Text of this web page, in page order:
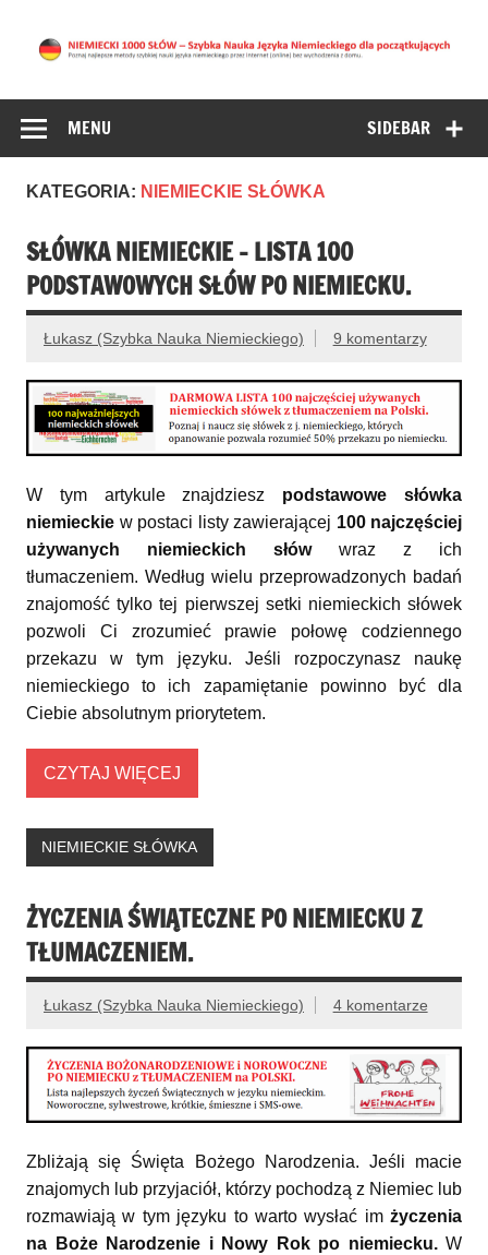
SŁÓW – Nauka
Niemieckiego dla
początkujących
znajdziesz tu najlepsze metody nauki języka niemieckiego
przez Internet bez wychodzenia z domu. (Niemiecki Online
SIDEBAR
MENU
KATEGORIA: NIEMIECKIE SŁÓWKA
SŁÓWKA NIEMIECKIE – LISTA 100
PODSTAWOWYCH SŁÓW PO NIEMIECKU.
Łukasz (Szybka Nauka Niemieckiego) 9 komentarzy
W tym artykule znajdziesz podstawowe słówka
niemieckie w postaci listy zawierającej 100 najczęściej
używanych niemieckich słówwraz z ich
tłumaczeniem. Według wielu przeprowadzonych badań
znajomość tylko tej pierwszej setki niemieckich słówek
pozwoli Ci zrozumieć prawie połowę codziennego
przekazu w tym języku. Jeśli rozpoczynasz naukę
niemieckiego to ich zapamiętanie powinno być dla
Ciebie absolutnym priorytetem.
CZYTAJ WIĘCEJ
NIEMIECKIE SŁÓWKA
ŻYCZENIA ŚWIĄTECZNE PO NIEMIECKU Z
TŁUMACZENIEM.
Łukasz (Szybka Nauka Niemieckiego) 4 komentarze
Zbliżają się Święta Bożego Narodzenia. Jeśli macie
znajomych lub przyjaciół, którzy pochodzą z Niemiec lub
rozmawiają w tym języku to warto wysłać im życzenia
na Boże Narodzenie i Nowy Rok po niemiecku.W